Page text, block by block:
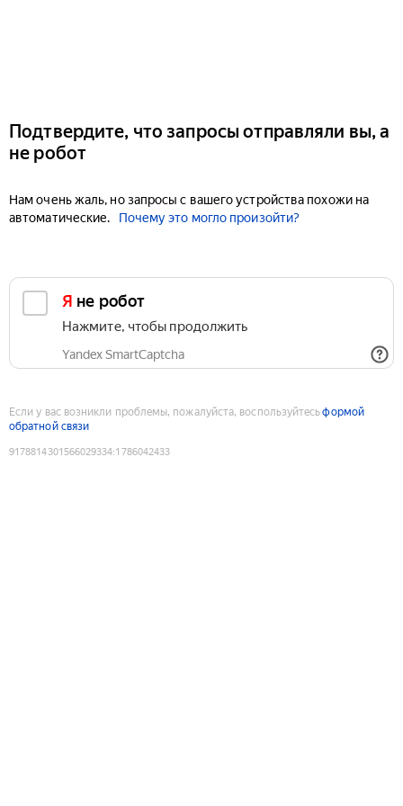
Подтвердите, что запросы отправляли вы, а
не робот
Нам очень жаль, но запросы с вашего устройства похожи на
автоматические.
Почему это могло произойти?
Я не робот
Нажмите, чтобы продолжить
Yandex SmartCaptcha
Если у вас возникли проблемы, пожалуйста, воспользуйтесьформой
обратной связи
9178814301566029334:1786042433